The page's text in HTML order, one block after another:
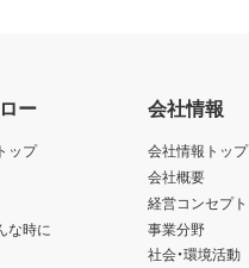
ー
ップ
な時に
会社情報
会社情報トップ
会社概要
経営コンセプト
事業分野
社会・環境活動